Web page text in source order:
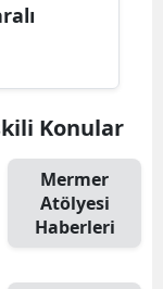
Gaziantep
Giresun
Gümüşhane
Hakkari
Konular
Mermer
Atölyesi
Haberleri